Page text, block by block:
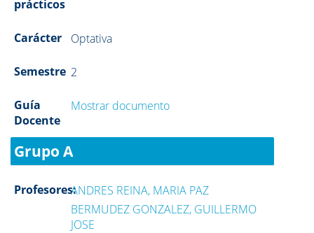
prácticos
Carácter Optativa
Semestre 2
Guía
Docente
Mostrar documento
Grupo A
Profesores:ANDRES REINA, MARIA PAZ
BERMUDEZ GONZALEZ, GUILLERMO
JOSE